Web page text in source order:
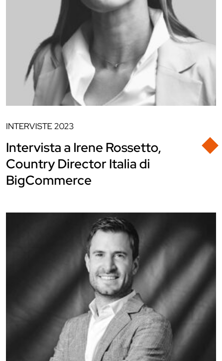
INTERVISTE 2023
Intervista a Irene Rossetto,
Country Director Italia di
BigCommerce